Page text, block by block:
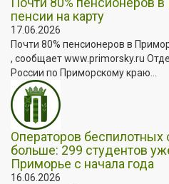
пенсии на карту
17.06.2026
Почти 80% пенсионеров в
, сообщает www.primorsky.ru
России по Приморскому краю...
Операторов беспилотных
больше: 299 студентов
Приморье с начала года
16.06.2026